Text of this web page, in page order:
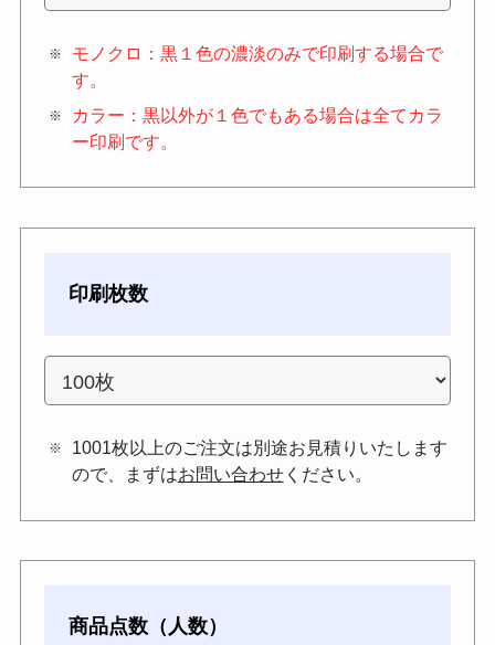
モノクロ：黒１色の濃淡のみで印刷する場合で
す。
カラー：黒以外が１色でもある場合は全てカラ
ー印刷です。
印刷枚数
1001枚以上のご注文は別途お見積りいたします
ので、まずはお問い合わせください。
商品点数（人数）